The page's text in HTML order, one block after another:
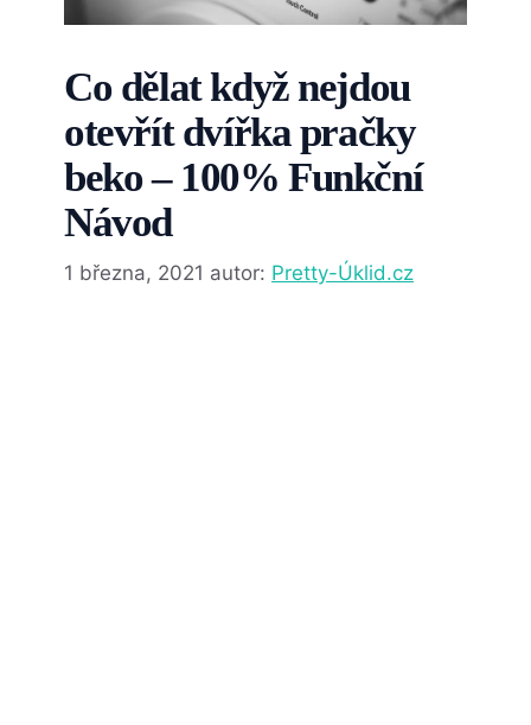
Co dělat když nejdou
otevřít dvířka pračky
beko – 100% Funkční
Návod
1 března, 2021 autor: Pretty-Úklid.cz